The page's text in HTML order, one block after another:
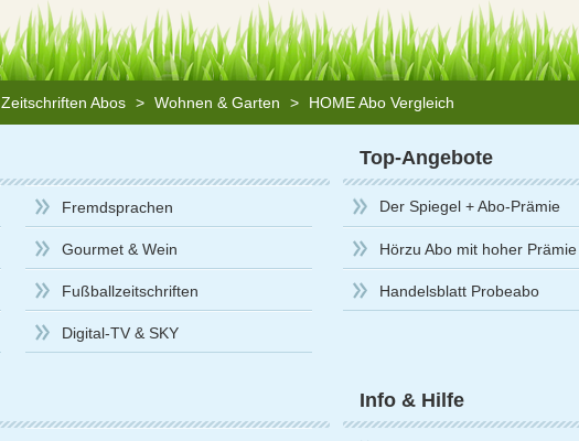
Zeitschriften Abos > Wohnen & Garten > HOME Abo Vergleich
Fremdsprachen
Gourmet & Wein
Fußballzeitschriften
Digital-TV & SKY
Top-Angebote
Der Spiegel + Abo-Prämie
Hörzu Abo mit hoher Prämie
Handelsblatt Probeabo
Info & Hilfe